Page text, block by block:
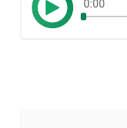
0:00